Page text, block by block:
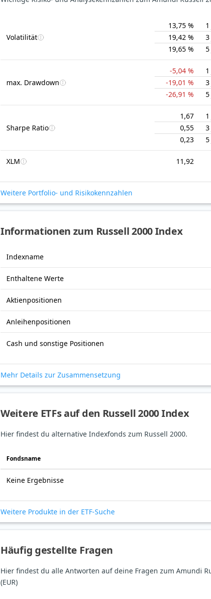
Volatilität
13,75 %
19,42 %
3
19,65 %
5
max. Drawdown
-5,04 %
-19,01 %
3
-26,91 %
5
Sharpe Ratio
1,67
0,55
3
0,23
5
XLM 11,92
Weitere Portfolio- und Risikokennzahlen
Informationen zum Russell 2000 Index
Indexname
Enthaltene Werte
Aktienpositionen
Anleihenpositionen
Cash und sonstige Positionen
Mehr Details zur Zusammensetzung
Weitere ETFs auf den Russell 2000 Index
Hier findest du alternative Indexfonds zum Russell 2000.
Fonds­name
Keine Ergebnisse
Weitere Produkte in der ETF-Suche
Häufig gestellte Fragen
Hier findest du alle Antworten auf deine Fragen zum Amundi
(EUR)